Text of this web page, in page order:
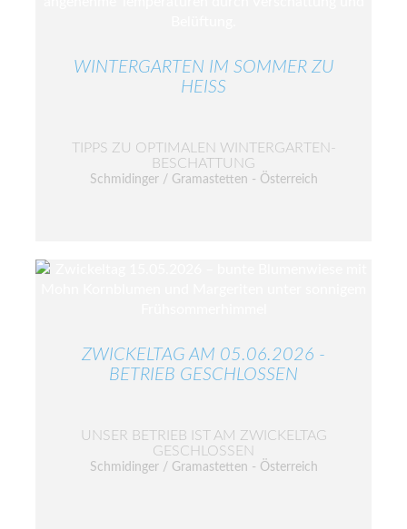
WINTERGARTEN IM SOMMER ZU
HEISS
TIPPS ZU OPTIMALEN WINTERGARTEN-
BESCHATTUNG
Schmidinger / Gramastetten - Österreich
ZWICKELTAG AM 05.06.2026 -
BETRIEB GESCHLOSSEN
UNSER BETRIEB IST AM ZWICKELTAG
GESCHLOSSEN
Schmidinger / Gramastetten - Österreich